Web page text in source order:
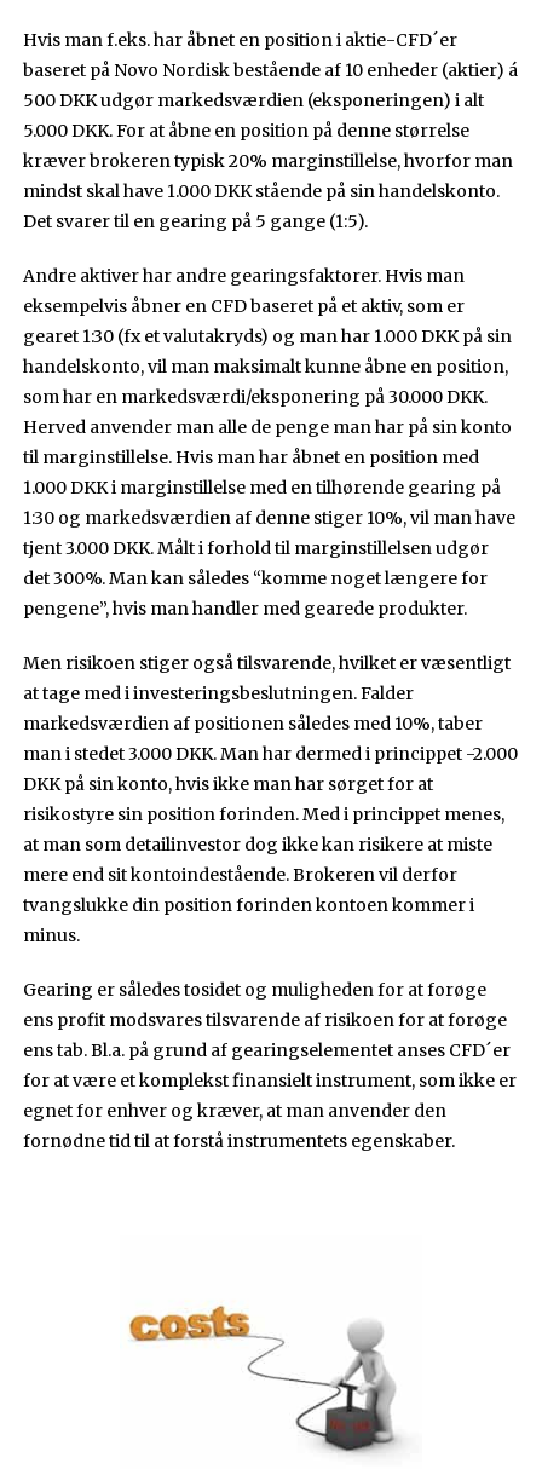
Hvis man f.eks. har åbnet en position i aktie-CFD´er
baseret på Novo Nordisk bestående af 10 enheder (aktier) á
500 DKK udgør markedsværdien (eksponeringen) i alt
5.000 DKK. For at åbne en position på denne størrelse
kræver brokeren typisk 20% marginstillelse, hvorfor man
mindst skal have 1.000 DKK stående på sin handelskonto.
Det svarer til en gearing på 5 gange (1:5).
Andre aktiver har andre gearingsfaktorer. Hvis man
eksempelvis åbner en CFD baseret på et aktiv, som er
gearet 1:30 (fx et valutakryds) og man har 1.000 DKK på sin
handelskonto, vil man maksimalt kunne åbne en position,
som har en markedsværdi/eksponering på 30.000 DKK.
Herved anvender man alle de penge man har på sin konto
til marginstillelse. Hvis man har åbnet en position med
1.000 DKK i marginstillelse med en tilhørende gearing på
1:30 og markedsværdien af denne stiger 10%, vil man have
tjent 3.000 DKK. Målt i forhold til marginstillelsen udgør
det 300%. Man kan således “komme noget længere for
pengene”, hvis man handler med gearede produkter.
Men risikoen stiger også tilsvarende, hvilket er væsentligt
at tage med i investeringsbeslutningen. Falder
markedsværdien af positionen således med 10%, taber
man i stedet 3.000 DKK. Man har dermed i princippet -2.000
DKK på sin konto, hvis ikke man har sørget for at
risikostyre sin position forinden. Med i princippet menes,
at man som detailinvestor dog ikke kan risikere at miste
mere end sit kontoindestående. Brokeren vil derfor
tvangslukke din position forinden kontoen kommer i
minus.
Gearing er således tosidet og muligheden for at forøge
ens profit modsvares tilsvarende af risikoen for at forøge
ens tab. Bl.a. på grund af gearingselementet anses CFD´er
for at være et komplekst finansielt instrument, som ikke er
egnet for enhver og kræver, at man anvender den
fornødne tid til at forstå instrumentets egenskaber.